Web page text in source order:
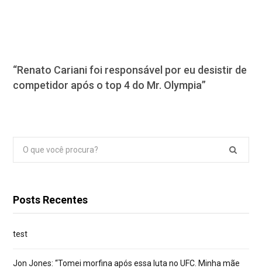
“Renato Cariani foi responsável por eu desistir de
competidor após o top 4 do Mr. Olympia”
Pesquisar
por:
Posts Recentes
test
Jon Jones: “Tomei morfina após essa luta no UFC. Minha mãe